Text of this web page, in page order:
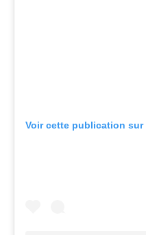
Voir cette publication sur